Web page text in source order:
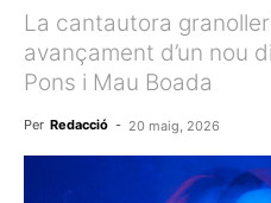
La cantautora
avançament d’un nou
Pons i Mau Boada
Per Redacció - 20 maig, 2026